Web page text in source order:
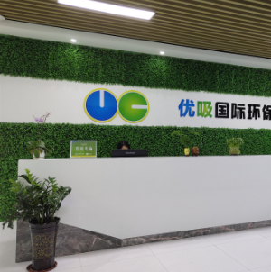
企业（
甲级施
污染治
书”）
境工程
空气治
人员、
治理实
技术、
作权登